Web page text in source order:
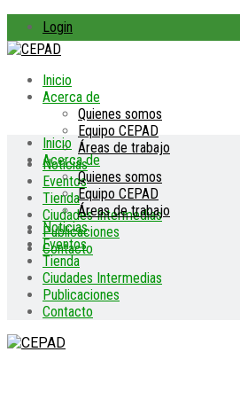
Login
Inicio
Acerca de
Quienes somos
Equipo CEPAD
Áreas de trabajo
Noticias
Eventos
Tienda
Ciudades Intermedias
Publicaciones
Contacto
Inicio
Acerca de
Quienes somos
Equipo CEPAD
Áreas de trabajo
Noticias
Eventos
Tienda
Ciudades Intermedias
Publicaciones
Contacto